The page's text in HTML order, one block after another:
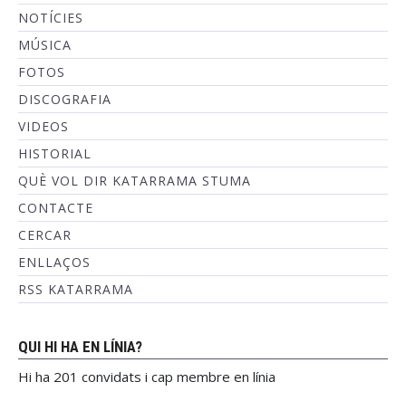
NOTÍCIES
MÚSICA
FOTOS
DISCOGRAFIA
VIDEOS
HISTORIAL
QUÈ VOL DIR KATARRAMA STUMA
CONTACTE
CERCAR
ENLLAÇOS
RSS KATARRAMA
QUI HI HA EN LÍNIA?
Hi ha 201 convidats i cap membre en línia